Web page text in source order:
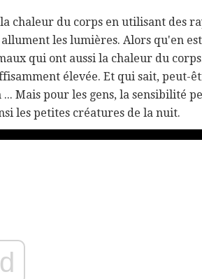
chaleur du corps en utilisant des
les lumières. Alors qu'en
qui ont aussi la chaleur du
élevée. Et qui sait, peut-
Mais pour les gens, la sensibilité
les petites créatures de la nuit.